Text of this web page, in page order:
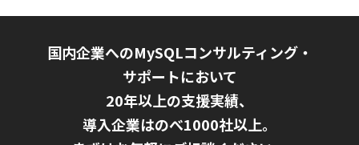
国内企業へのMySQLコンサルティング・
サポートにおいて
20年以上の支援実績、
導入企業はのべ1000社以上。